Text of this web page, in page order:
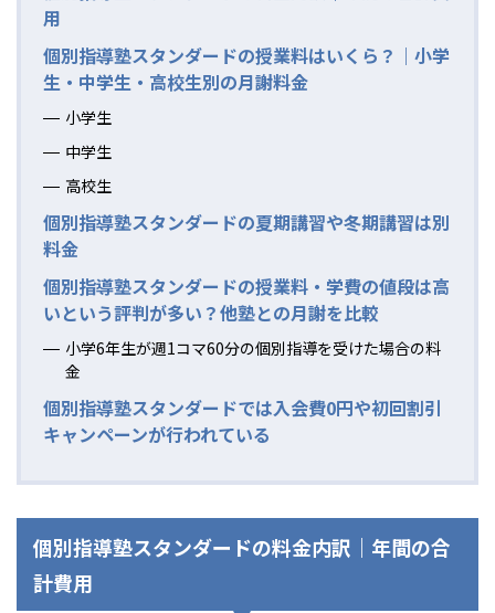
用
個別指導塾スタンダードの授業料はいくら？｜小学
生・中学生・高校生別の月謝料金
小学生
中学生
高校生
個別指導塾スタンダードの夏期講習や冬期講習は別
料金
個別指導塾スタンダードの授業料・学費の値段は高
いという評判が多い？他塾との月謝を比較
小学6年生が週1コマ60分の個別指導を受けた場合の料
金
個別指導塾スタンダードでは入会費0円や初回割引
キャンペーンが行われている
個別指導塾スタンダードの料金内訳｜年間の合
計費用